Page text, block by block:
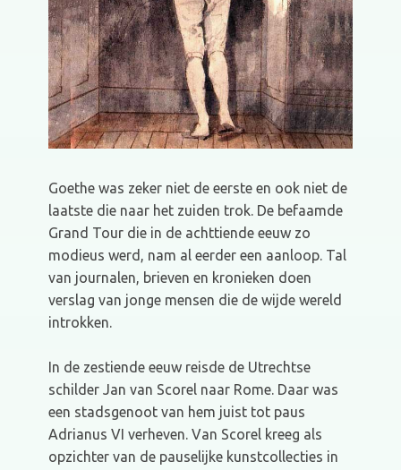
Goethe was zeker niet de eerste en ook niet de
laatste die naar het zuiden trok. De befaamde
Grand Tour die in de achttiende eeuw zo
modieus werd, nam al eerder een aanloop. Tal
van journalen, brieven en kronieken doen
verslag van jonge mensen die de wijde wereld
introkken.
In de zestiende eeuw reisde de Utrechtse
schilder Jan van Scorel naar Rome. Daar was
een stadsgenoot van hem juist tot paus
Adrianus VI verheven. Van Scorel kreeg als
opzichter van de pauselijke kunstcollecties in